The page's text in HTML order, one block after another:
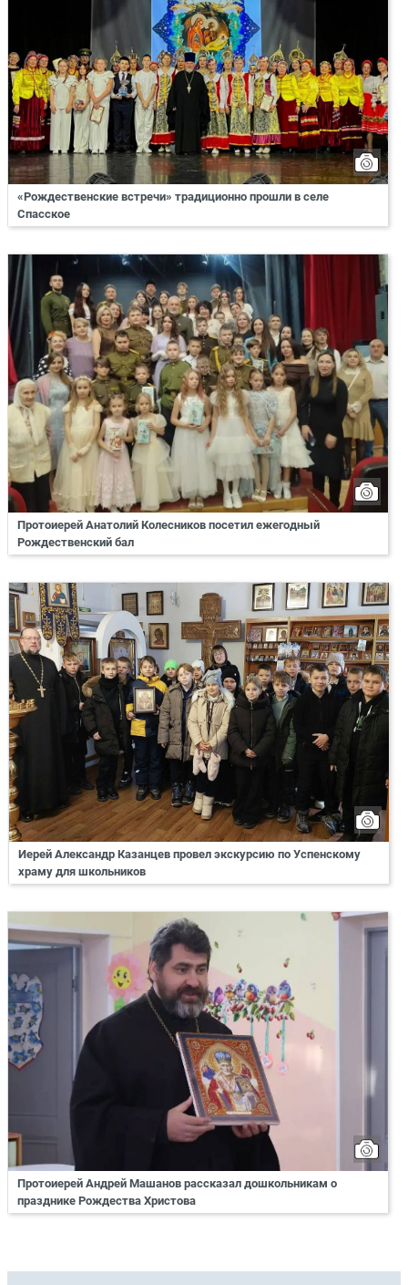
«Рождественские встречи» традиционно прошли в селе
Спасское
Протоиерей Анатолий Колесников посетил ежегодный
Рождественский бал
Иерей Александр Казанцев провел экскурсию по Успенскому
храму для школьников
Протоиерей Андрей Машанов рассказал дошкольникам о
празднике Рождества Христова